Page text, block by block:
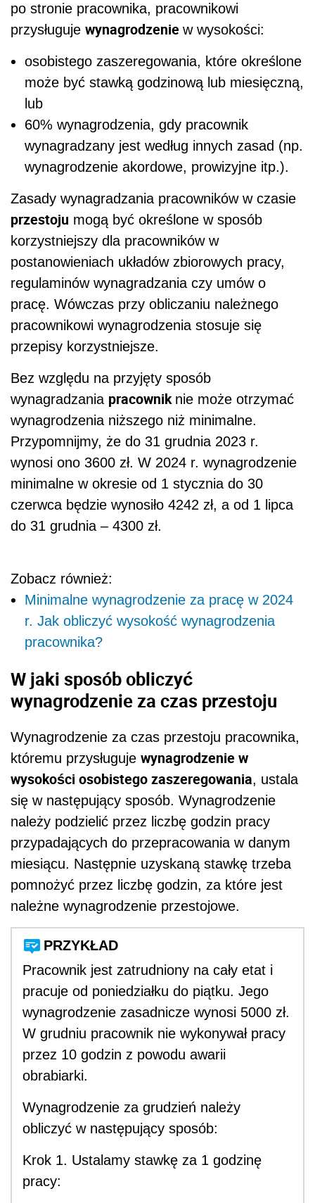
po stronie pracownika, pracownikowi
przysługuje wynagrodzenie w wysokości:
osobistego zaszeregowania, które określone
może być stawką godzinową lub miesięczną,
lub
60% wynagrodzenia, gdy pracownik
wynagradzany jest według innych zasad (np.
wynagrodzenie akordowe, prowizyjne itp.).
Zasady wynagradzania pracowników w czasie
przestoju mogą być określone w sposób
korzystniejszy dla pracowników w
postanowieniach układów zbiorowych pracy,
regulaminów wynagradzania czy umów o
pracę. Wówczas przy obliczaniu należnego
pracownikowi wynagrodzenia stosuje się
przepisy korzystniejsze.
Bez względu na przyjęty sposób
wynagradzania pracownik nie może otrzymać
wynagrodzenia niższego niż minimalne.
Przypomnijmy, że do 31 grudnia 2023 r.
wynosi ono 3600 zł. W 2024 r. wynagrodzenie
minimalne w okresie od 1 stycznia do 30
czerwca będzie wynosiło 4242 zł, a od 1 lipca
do 31 grudnia – 4300 zł.
Zobacz również:
Minimalne wynagrodzenie za pracę w 2024
r. Jak obliczyć wysokość wynagrodzenia
pracownika?
W jaki sposób obliczyć
wynagrodzenie za czas przestoju
Wynagrodzenie za czas przestoju pracownika,
któremu przysługuje wynagrodzenie w
wysokości osobistego zaszeregowania, ustala
się w następujący sposób. Wynagrodzenie
należy podzielić przez liczbę godzin pracy
przypadających do przepracowania w danym
miesiącu. Następnie uzyskaną stawkę trzeba
pomnożyć przez liczbę godzin, za które jest
należne wynagrodzenie przestojowe.
PRZYKŁAD
Pracownik jest zatrudniony na cały etat i
pracuje od poniedziałku do piątku. Jego
wynagrodzenie zasadnicze wynosi 5000 zł.
W grudniu pracownik nie wykonywał pracy
przez 10 godzin z powodu awarii
obrabiarki.
Wynagrodzenie za grudzień należy
obliczyć w następujący sposób:
Krok 1. Ustalamy stawkę za 1 godzinę
pracy: